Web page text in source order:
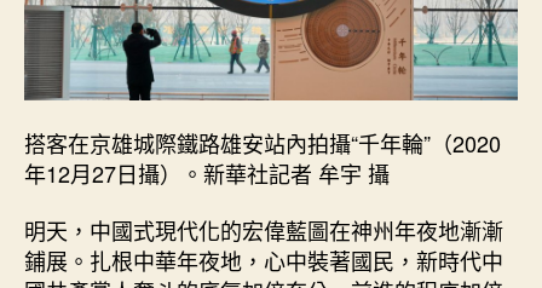
搭客在京雄城際鐵路雄安站內拍攝“千年輪”（2020
年12月27日攝）。新華社記者 牟宇 攝
明天，中國式現代化的宏偉藍圖在神州年夜地漸漸
鋪展。扎根中華年夜地，心中裝著國民，新時代中